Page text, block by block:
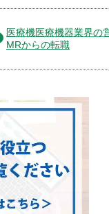
医療機医療機器業界の
MRからの転職